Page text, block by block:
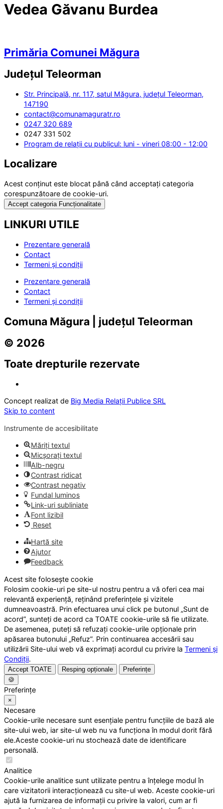
Vedea Găvanu Burdea
Primăria Comunei Măgura
Județul Teleorman
Str. Principală, nr. 117, satul Măgura, județul Teleorman,
147190
contact@comunamaguratr.ro
0247 320 689
0247 331 502
Program de relații cu publicul: luni - vineri 08:00 - 12:00
Localizare
Acest conținut este blocat până când acceptați categoria
corespunzătoare de cookie-uri.
Accept categoria Funcționalitate
LINKURI UTILE
Prezentare generală
Contact
Termeni și condiții
Prezentare generală
Contact
Termeni și condiții
Comuna Măgura | județul Teleorman
© 2026
Toate drepturile rezervate
Concept realizat de Big Media Relații Publice SRL
Skip to content
Instrumente de accesibilitate
Măriți textul
Micșorați textul
Alb-negru
Contrast ridicat
Contrast negativ
Fundal luminos
Link-uri subliniate
Font lizibil
Reset
Hartă site
Ajutor
Feedback
Acest site folosește cookie
Folosim cookie-uri pe site-ul nostru pentru a vă oferi cea mai
relevantă experiență, reținând preferințele și vizitele
dumneavoastră. Prin efectuarea unui click pe butonul „Sunt de
acord”, sunteți de acord ca TOATE cookie-urile să fie utilizate.
De asemenea, puteți să refuzați cookie-urile opționale prin
apăsarea butonului „Refuz”. Prin continuarea accesării sau
utilizării Site-ului web vă exprimați acordul cu privire la Termeni și
Condiții.
Accept TOATE Resping opționale
Preferințe
🍪
Preferințe
×
Necesare
Cookie-urile necesare sunt esențiale pentru funcțiile de bază ale
site-ului web, iar site-ul web nu va funcționa în modul dorit fără
ele.Aceste cookie-uri nu stochează date de identificare
personală.
Analitice
Cookie-urile analitice sunt utilizate pentru a înțelege modul în
care vizitatorii interacționează cu site-ul web. Aceste cookie-uri
ajută la furnizarea de informații cu privire la valori, cum ar fi